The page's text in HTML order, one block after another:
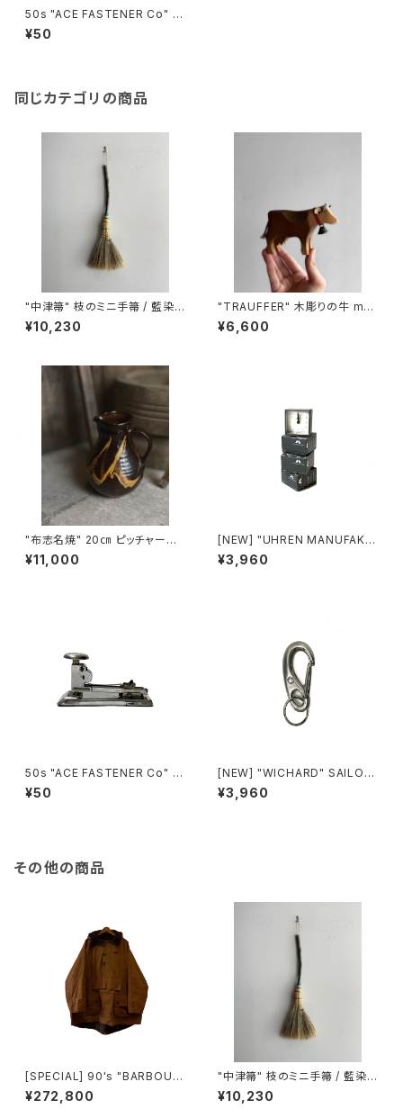
50s "ACE FASTENER Co" 1
02 STAPLER
¥50
同じカテゴリの商品
"中津箒" 枝のミニ手箒 / 藍染
め糸 (約53㎝)
¥10,230
"TRAUFFER" 木彫りの牛 ma
de in Switzerland
¥6,600
"布志名焼" 20㎝ ピッチャー
(島根)
¥11,000
[NEW] "UHREN MANUFAKT
UR SCHWARZWALD" QUAR
TS ALARM CLOCKS
¥3,960
50s "ACE FASTENER Co" 4
02 STAPLER
¥50
[NEW] "WICHARD" SAILOR
CARABINER (L) made in FR
ANCE
¥3,960
その他の商品
[SPECIAL] 90's "BARBOUR
/ LONGSHOREMAN" SMOC
K made in ENGLAND
¥272,800
"中津箒" 枝のミニ手箒 / 藍染
め糸 (約53㎝)
¥10,230